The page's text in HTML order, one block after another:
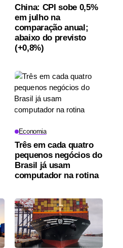
China: CPI sobe 0,5%
em julho na
comparação anual;
abaixo do previsto
(+0,8%)
Economia
Três em cada quatro
pequenos negócios do
Brasil já usam
computador na rotina